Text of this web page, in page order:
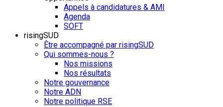
Appels à candidatures & AMI
Agenda
SOFT
risingSUD
Être accompagné par risingSUD
Qui sommes-nous ?
Nos missions
Nos résultats
Notre gouvernance
Notre ADN
Notre politique RSE